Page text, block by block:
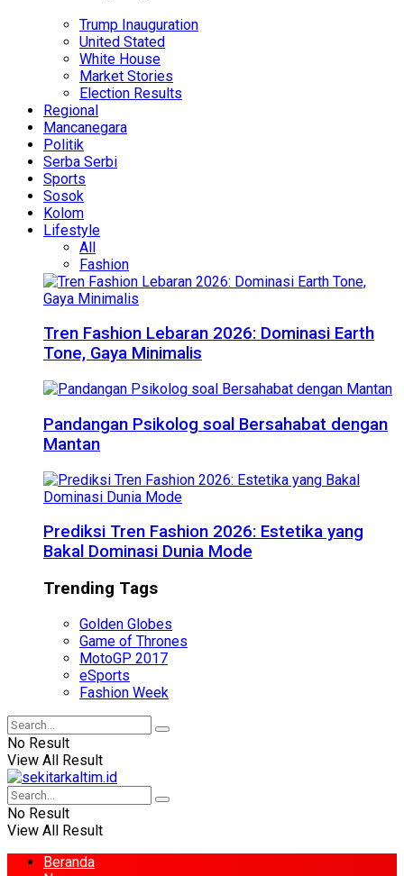
Trump Inauguration
United Stated
White House
Market Stories
Election Results
Regional
Mancanegara
Politik
Serba Serbi
Sports
Sosok
Kolom
Lifestyle
All
Fashion
Tren Fashion Lebaran 2026: Dominasi Earth
Tone, Gaya Minimalis
Pandangan Psikolog soal Bersahabat dengan
Mantan
Prediksi Tren Fashion 2026: Estetika yang
Bakal Dominasi Dunia Mode
Trending Tags
Golden Globes
Game of Thrones
MotoGP 2017
eSports
Fashion Week
No Result
View All Result
No Result
View All Result
Beranda